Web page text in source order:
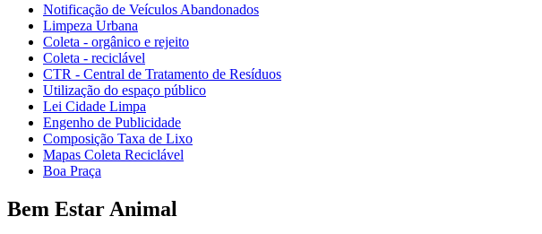
Notificação de Veículos Abandonados
Limpeza Urbana
Coleta - orgânico e rejeito
Coleta - reciclável
CTR - Central de Tratamento de Resíduos
Utilização do espaço público
Lei Cidade Limpa
Engenho de Publicidade
Composição Taxa de Lixo
Mapas Coleta Reciclável
Boa Praça
Bem Estar Animal